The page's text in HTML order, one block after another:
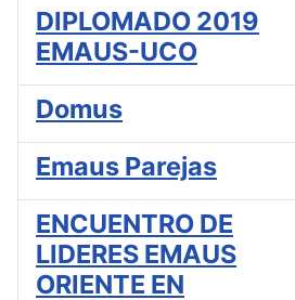
DIPLOMADO 2019
EMAUS-UCO
Domus
Emaus Parejas
ENCUENTRO DE
LIDERES EMAUS
ORIENTE EN